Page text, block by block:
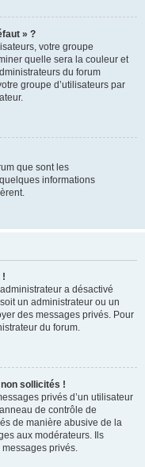
» ?
votre groupe
quelle sera la couleur et
du forum
groupe d’utilisateurs par
que sont les
informations
!
a désactivé
un administrateur ou un
des messages privés. Pour
du forum.
sollicités !
privés d’un utilisateur
de contrôle de
de manière abusive de la
aux modérateurs. Ils
privés.